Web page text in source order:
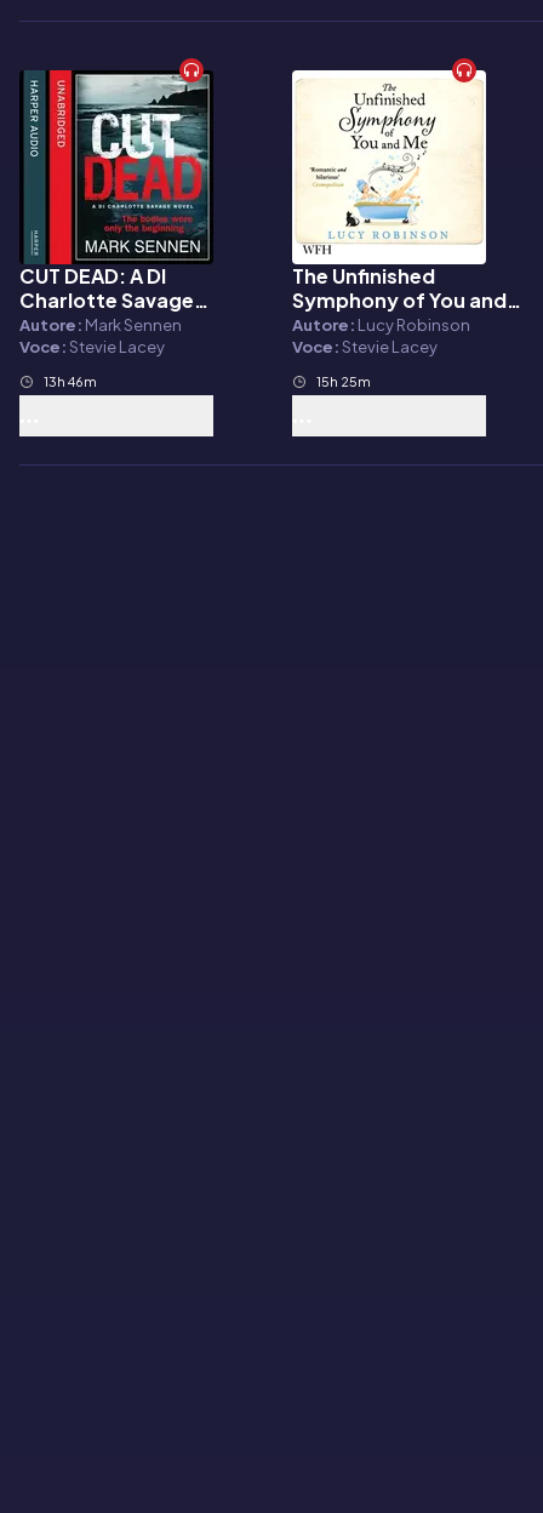
Audiolibro
CUT DEAD: A DI
Charlotte Savage
Novel
Autore: Mark Sennen
Voce:Stevie Lacey
13h 46m
Audiolibro
The Unfinished
Symphony of You and
Me
Autore: Lucy Robinson
Voce:Stevie Lacey
15h 25m